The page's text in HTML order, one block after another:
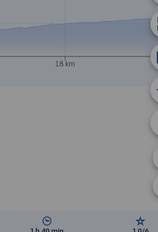
18 km
Średni czas potrzebny na